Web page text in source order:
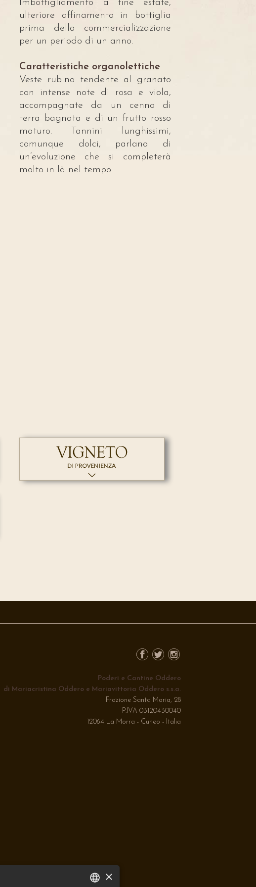
Imbottigliamento a fine estate,
ulteriore affinamento in bottiglia
prima della commercializzazione
per un periodo di un anno.
Caratteristiche organolettiche
Veste rubino tendente al granato
con intense note di rosa e viola,
accompagnate da un cenno di
terra bagnata e di un frutto rosso
maturo. Tannini lunghissimi,
comunque dolci, parlano di
un’evoluzione che si completerà
molto in là nel tempo.
Poderi e Cantine Oddero
di Mariacristina Oddero e Mariavittoria Oddero s.s.a.
Frazione Santa Maria, 28
P.IVA 03120430040
12064 La Morra - Cuneo - Italia
×